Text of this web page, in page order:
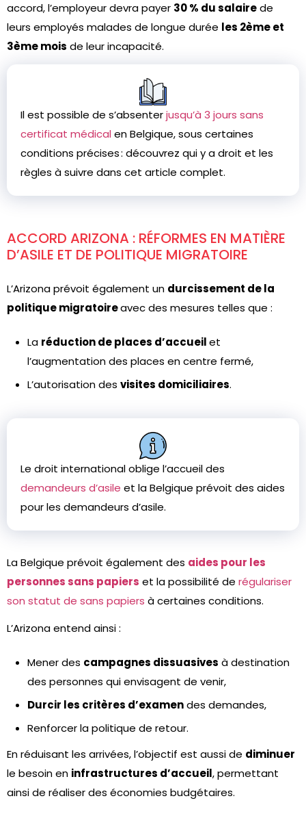
accord, l’employeur devra payer 30 % du salairede
leurs employés malades de longue durée les 2ème et
3ème mois de leur incapacité.
Il est possible de s’absenterjusqu’à 3 jours sans
certificat médical en Belgique, sous certaines
conditions précises : découvrez qui y a droit et les
règles à suivre dans cet article complet.
ACCORD ARIZONA : RÉFORMES EN MATIÈRE
D’ASILE ET DE POLITIQUE MIGRATOIRE
L’Arizona prévoit également un durcissement de la
politique migratoireavec des mesures telles que :
La réduction de places d’accueilet
l’augmentation des places en centre fermé,
L’autorisation des visites domiciliaires.
Le droit international oblige l’accueil des
demandeurs d’asile et la Belgique prévoit des aides
pour les demandeurs d’asile.
La Belgique prévoit également des aides pour les
personnes sans papiers et la possibilité de régulariser
son statut de sans papiers à certaines conditions.
L’Arizona entend ainsi :
Mener des campagnes dissuasives à destination
des personnes qui envisagent de venir,
Durcir les critères d’examendes demandes,
Renforcer la politique de retour.
En réduisant les arrivées, l’objectif est aussi de diminuer
le besoin en infrastructures d’accueil, permettant
ainsi de réaliser des économies budgétaires.